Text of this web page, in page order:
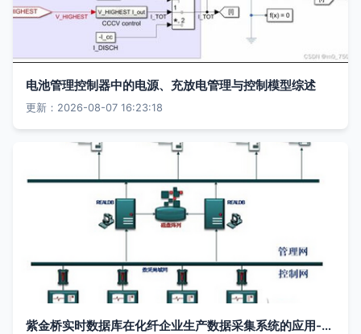
电池管理控制器中的电源、充放电管理与控制模型综述
更新：2026-08-07 16:23:18
紫金桥实时数据库在化纤企业生产数据采集系统的应用-电子电路图,电子技术资料网站